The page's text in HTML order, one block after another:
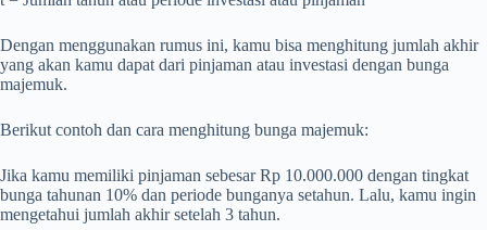
Dengan menggunakan rumus ini, kamu bisa menghitung jumlah akhir
yang akan kamu dapat dari pinjaman atau investasi dengan bunga
majemuk.
Berikut contoh dan cara menghitung bunga majemuk:
Jika kamu memiliki pinjaman sebesar Rp 10.000.000 dengan tingkat
bunga tahunan 10% dan periode bunganya setahun. Lalu, kamu ingin
mengetahui jumlah akhir setelah 3 tahun.